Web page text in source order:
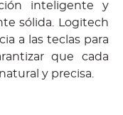
inteligente y
sólida. Logitech
a las teclas para
que cada
y precisa.